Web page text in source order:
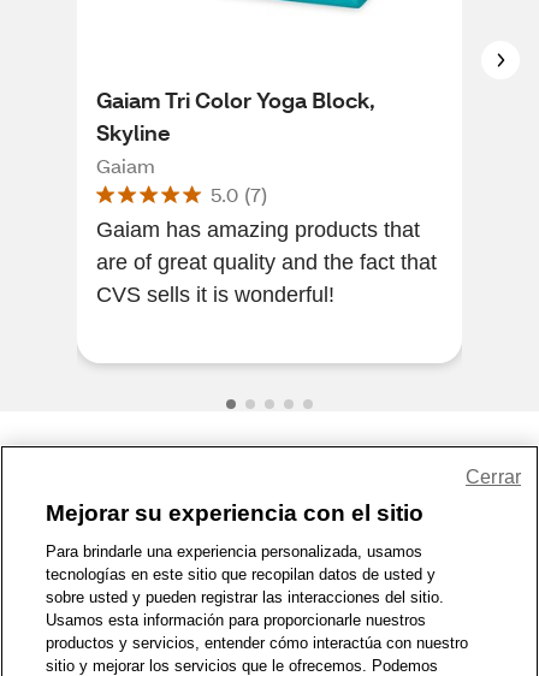
Gaiam Tri Color Yoga Block,
Skyline
Gaiam
5.0 (7)
Gaiam has amazing products that
are of great quality and the fact that
CVS sells it is wonderful!
1-800-679-9691 | Contáctenos | Términos de Uso | Accesibilidad
Política de Privacidad | WA Privacy Policy | Mapa del sitio
Zona de Bienestar | © 1999 - 2026 CVS.com
Mejorar su experiencia con el sitio
Para brindarle una experiencia personalizada, usamos
tecnologías en este sitio que recopilan datos de usted y
sobre usted y pueden registrar las interacciones del sitio.
Usamos esta información para proporcionarle nuestros
productos y servicios, entender cómo interactúa con nuestro
sitio y mejorar los servicios que le ofrecemos. Podemos
Cerrar